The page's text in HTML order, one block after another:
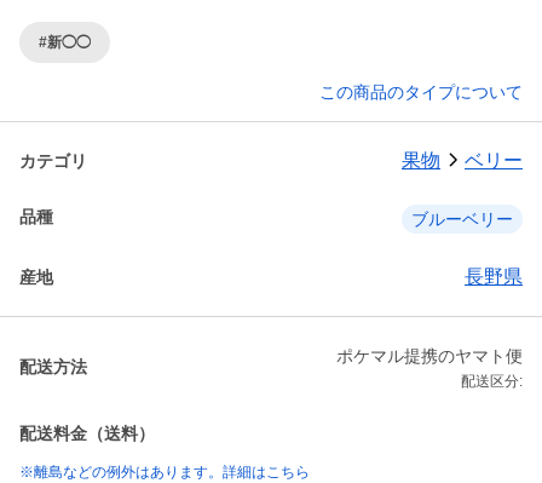
#新◯◯
この商品のタイプについて
カテゴリ 果物 ベリー
品種 ブルーベリー
産地 長野県
配送方法
ポケマル提携のヤマト便
配送区分:
配送料金（送料）
※離島などの例外はあります。詳細はこちら